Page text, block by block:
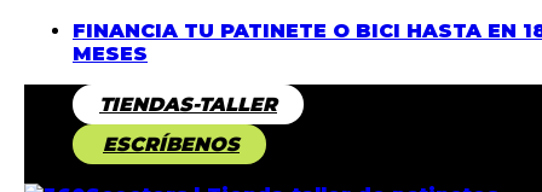
FINANCIA TU PATINETE O BICI HASTA EN
MESES
TIENDAS-TALLER
ESCRÍBENOS